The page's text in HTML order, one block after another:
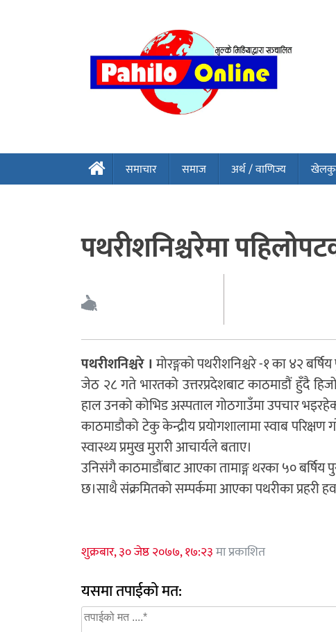
समाचार समाज अर्थ / वाणिज्य
पथरीशनिश्चरेमा
पथरीशनिश्चरे ।मोरङ्गको पथरीशनिश्चरे -१ का ४२
जेठ २८ गते भारतको उत्तरप्रदेशबाट काठमाडौं हुँदै
हाल उनको कोभिड अस्पताल गोठगाउँमा उपचार
काठमाडौको टेकु केन्द्रीय प्रयोगशालामा स्वाब
स्वास्थ्य प्रमुख मुरारी आचार्यले बताए।
उनिसंगै काठमाडौंबाट आएका तामाङ्ग थरका ५०
छ।साथै संक्रमितको सम्पर्कमा आएका पथरीका प्रहरी
शुक्रबार, ३० जेष्ठ २०७७, १७:२३मा प्रकाशित
यसमा तपाईको मत: